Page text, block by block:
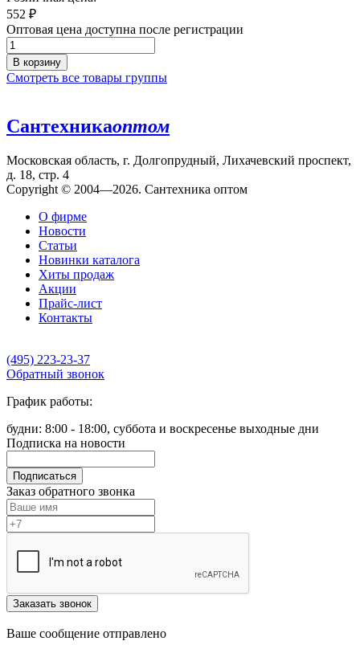
552 ₽
Оптовая цена доступна после регистрации
В корзину
Смотреть все товары группы
Сантехникаоптом
Московская область, г. Долгопрудный, Лихачевский проспект,
д. 18, стр. 4
Copyright © 2004—2026. Сантехника оптом
О фирме
Новости
Статьи
Новинки каталога
Хиты продаж
Акции
Прайс-лист
Контакты
(495) 223-23-37
Обратный звонок
График работы:
будни: 8:00 - 18:00, суббота и воскресенье выходные дни
Подписка на новости
Подписаться
Заказ обратного звонка
Заказать звонок
Ваше сообщение отправлено